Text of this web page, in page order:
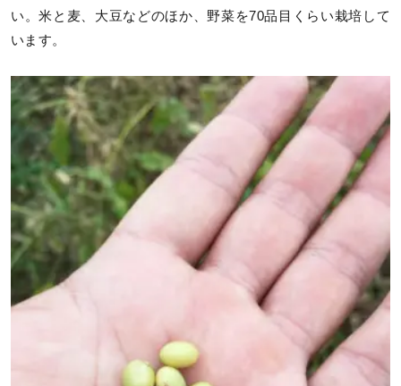
い。米と麦、大豆などのほか、野菜を70品目くらい栽培して
います。